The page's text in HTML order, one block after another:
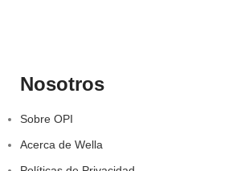
Nosotros
Sobre OPI
Acerca de Wella